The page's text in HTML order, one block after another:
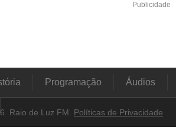
Publicidade
Programação Áudios
Raio de Luz FM. Políticas de Privacidade